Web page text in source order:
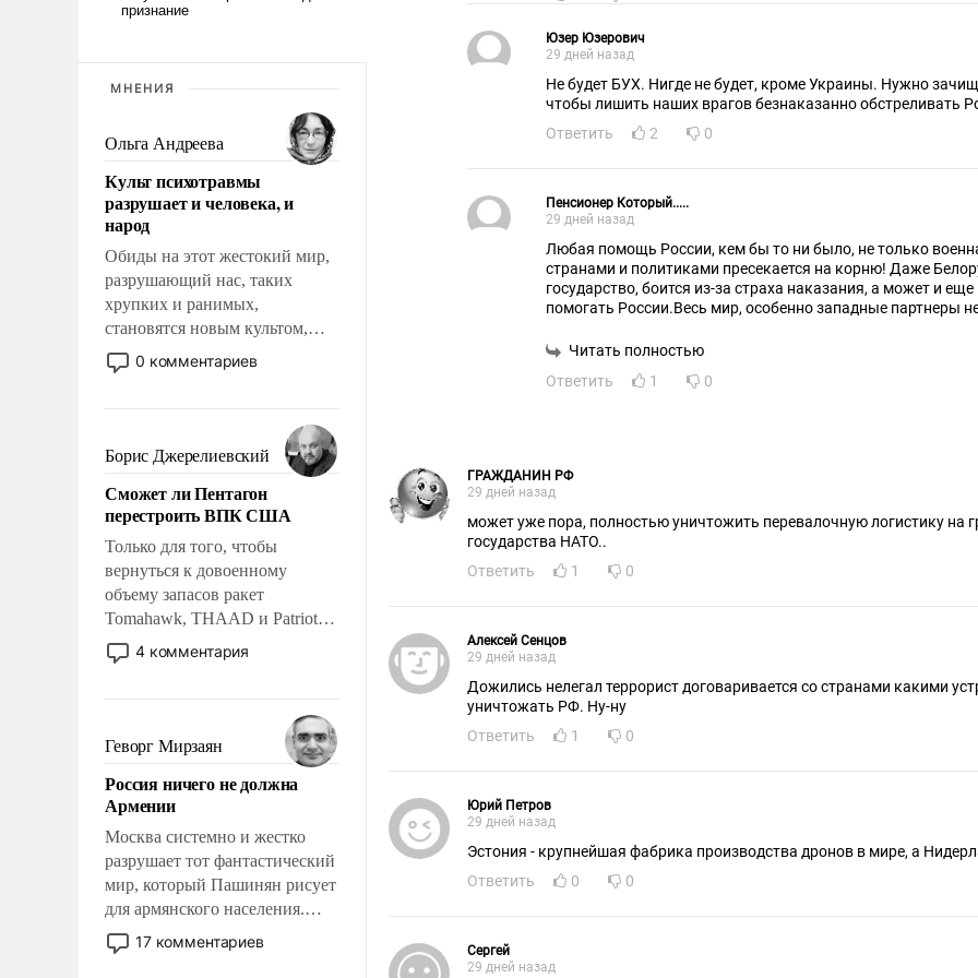
МНЕНИЯ
Ольга Андреева
Культ психотравмы
разрушает и человека, и
народ
Обиды на этот жестокий мир,
разрушающий нас, таких
хрупких и ранимых,
становятся новым культом,
постепенно вытесняя и
отменяя традиционное
мужественным и твердым под
ударами судьбы, брать на себя
ответственность, помогать
слабым, идти вперед и
адаптироваться.
0 комментариев
Борис Джерелиевский
Сможет ли Пентагон
перестроить ВПК США
Только для того, чтобы
вернуться к довоенному
объему запасов ракет
Tomahawk, THAAD и Patriot
США потребуется более трех
лет. Даже небольшая война с
Сложившаяся ситуация
означает многолетний период
уязвимости США, например,
перед Китаем.
4 комментария
Геворг Мирзаян
Россия ничего не должна
Армении
Москва системно и жестко
разрушает тот фантастический
мир, который Пашинян рисует
для армянского населения.
Мир, где политические
прожекты будут безусловно
17 комментариев
Юзер Юзерович
29 дней назад
Не будет БУХ. Нигде не будет, кроме Украины. Нужно зачищать Украину полностью,
чтобы лишить наших врагов безнаказанно обстреливать
Ответить
2 0
Пенсионер Который.....
29 дней назад
Любая помощь России, кем бы то ни было, не только
странами и политиками пресекается на корню! Даже
государство, боится из-за страха наказания, а может и еще
помогать России.Весь мир, особенно западные партнеры
разу!!!, до сих пор не наказала!Запад ведет войну против
атаки против России и ее граждан, а Россия и то, только в
Читать полностью
Ответить
1 0
ГРАЖДАНИН РФ
29 дней назад
может уже пора, полностью уничтожить перевалочную логистику на
государства НАТО..
Ответить
1 0
Алексей Сенцов
29 дней назад
Дожились нелегал террорист договаривается со странами какими
уничтожать РФ. Ну-ну
Ответить
1 0
Юрий Петров
29 дней назад
Ответить
0 0
Сергей
29 дней назад